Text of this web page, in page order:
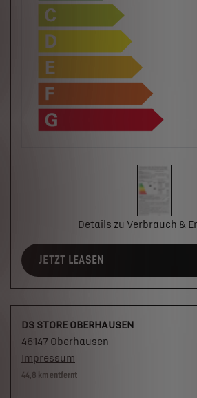
Details zu Verbrauch &
JETZT LEASEN
44,8 km entfernt
DS STORE OBERHAUSEN
46147 Oberhausen
Impressum